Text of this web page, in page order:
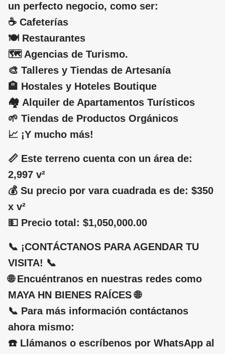
un perfecto negocio, como ser:
☕ Cafeterías
🍽️ Restaurantes
🗺️ Agencias de Turismo.
🎨 Talleres y Tiendas de Artesanía
🏨 Hostales y Hoteles Boutique
🏘️ Alquiler de Apartamentos Turísticos
🌱 Tiendas de Productos Orgánicos
📈 ¡Y mucho más!
📏 Este terreno cuenta con un área de:
2,997 v²
💰 Su precio por vara cuadrada es de: $350
x v²
💵 Precio total: $1,050,000.00
📞 ¡CONTÁCTANOS PARA AGENDAR TU
VISITA! 📞
🌐 Encuéntranos en nuestras redes como
MAYA HN BIENES RAÍCES 🌐
📞 Para más información contáctanos
ahora mismo:
☎️ Llámanos o escríbenos por WhatsApp al